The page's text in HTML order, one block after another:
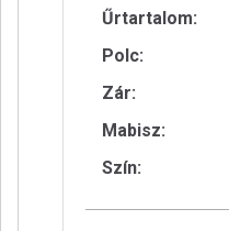
Űrtartalom:
Polc:
Zár:
Mabisz:
Szín: